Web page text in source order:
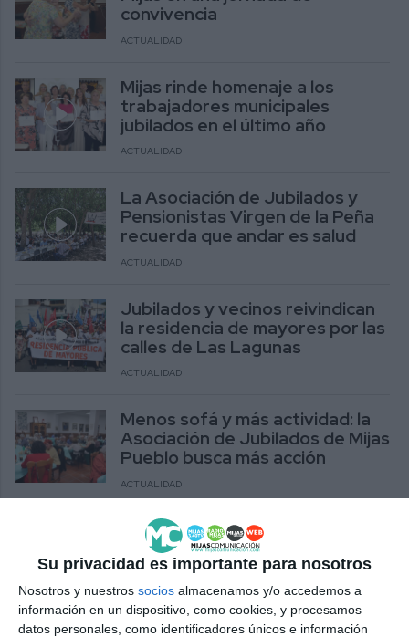
Su privacidad es importante para nosotros
Nosotros y nuestros socios almacenamos y/o accedemos a
información en un dispositivo, como cookies, y procesamos
datos personales, como identificadores únicos e información
convivencia
ACTUALIDAD
Mijas rinde homenaje a los
trabajadores municipales
jubilados en el último año
ACTUALIDAD
La Asociación de Jubilados y
Pensionistas Virgen de la Peña
recuerda que andar es salud
ACTUALIDAD
Jubilados y vecinos reivindican
la residencia de mayores por las
calles de Las Lagunas
ACTUALIDAD
Menos sofá y más actividad: la
Asociación de Jubilados de Mijas
Pueblo busca más acción
ACTUALIDAD
Jubilados de Mijas vuelven a
reivindicar una residencia
pública de mayores en el
municipio
ACTUALIDAD